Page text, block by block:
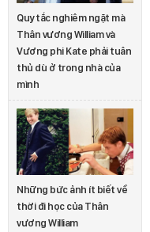
Quy tắc nghiêm ngặt mà
Thân vương William và
Vương phi Kate phải tuân
thủ dù ở trong nhà của
mình
Những bức ảnh ít biết về
thời đi học của Thân
vương William